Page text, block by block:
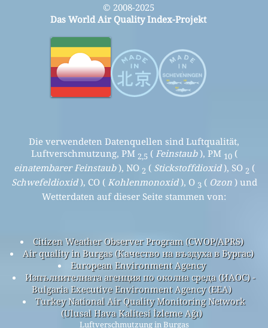
© 2008-2025
Das World Air Quality Index-Projekt
Die verwendeten Datenquellen sind Luftqualität,
Luftverschmutzung, PM 2,5 ( Feinstaub), PM 10(
einatembarer Feinstaub), NO 2 ( Stickstoffdioxid), SO 2 (
Schwefeldioxid), CO ( Kohlenmonoxid), O 3 ( Ozon) und
Wetterdaten auf dieser Seite stammen von:
Citizen Weather Observer Program (CWOP/APRS)
Air quality in Burgas (Качество на въздуха в Бургас)
European Environment Agency
Изпълнителната агенция по околна среда (ИАОС) -
Bulgaria Executive Environment Agency (EEA)
Turkey National Air Quality Monitoring Network
(Ulusal Hava Kalitesi İzleme Ağı)
Luftverschmutzung in Burgas